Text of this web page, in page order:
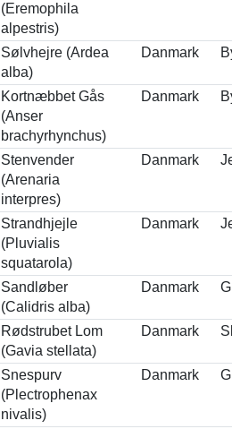
(Eremophila
alpestris)
Sølvhejre (Ardea
alba)
Danmark
Kortnæbbet Gås
(Anser
brachyrhynchus)
Danmark
Stenvender
(Arenaria
interpres)
Danmark
Strandhjejle
(Pluvialis
squatarola)
Danmark
Sandløber
(Calidris alba)
Danmark
Rødstrubet Lom
(Gavia stellata)
Danmark
Snespurv
(Plectrophenax
nivalis)
Danmark